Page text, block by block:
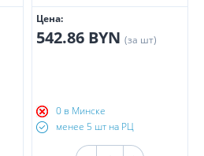
Цена:
542.86 BYN (за шт)
0 в Минске
менее 5 шт на РЦ